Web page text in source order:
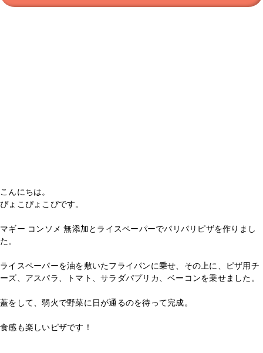
こんにちは。
ぴょこぴょこぴです。
マギー コンソメ 無添加とライスペーパーでパリパリピザを作りまし
た。
ライスペーパーを油を敷いたフライパンに乗せ、その上に、ピザ用チ
ーズ、アスパラ、トマト、サラダパプリカ、ベーコンを乗せました。
蓋をして、弱火で野菜に日が通るのを待って完成。
食感も楽しいピザです！